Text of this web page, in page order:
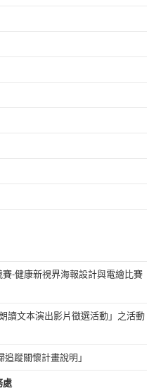
-健康新視界海報設計與電繪比賽
讀文本演出影片徵選活動」之活動
蹤關懷計畫說明」
處